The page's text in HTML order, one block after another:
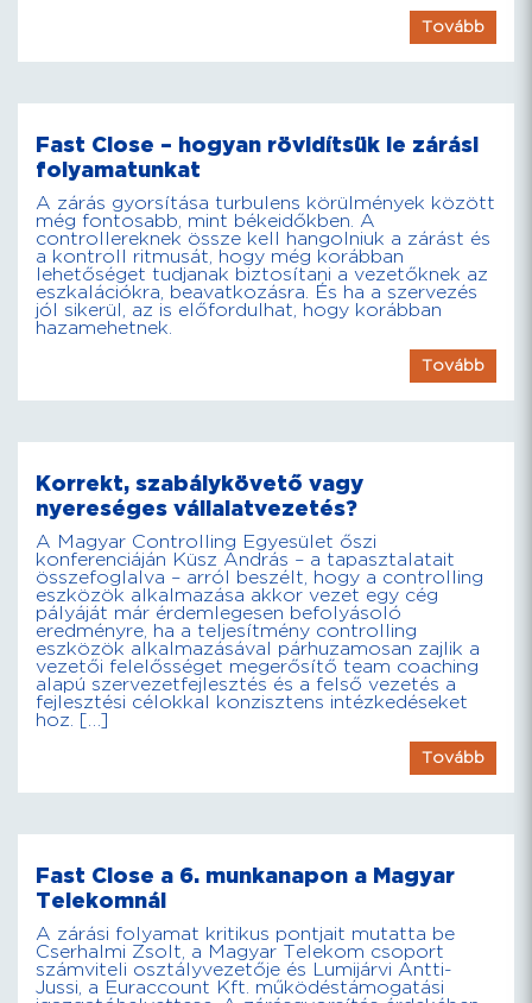
Tovább
Fast Close – hogyan rövidítsük le zárási
folyamatunkat
A zárás gyorsítása turbulens körülmények között
még fontosabb, mint békeidőkben. A
controllereknek össze kell hangolniuk a zárást és
a kontroll ritmusát, hogy még korábban
lehetőséget tudjanak biztosítani a vezetőknek az
eszkalációkra, beavatkozásra. És ha a szervezés
jól sikerül, az is előfordulhat, hogy korábban
hazamehetnek.
Tovább
Korrekt, szabálykövető vagy
nyereséges vállalatvezetés?
A Magyar Controlling Egyesület őszi
konferenciáján Küsz András – a tapasztalatait
összefoglalva – arról beszélt, hogy a controlling
eszközök alkalmazása akkor vezet egy cég
pályáját már érdemlegesen befolyásoló
eredményre, ha a teljesítmény controlling
eszközök alkalmazásával párhuzamosan zajlik a
vezetői felelősséget megerősítő team coaching
alapú szervezetfejlesztés és a felső vezetés a
fejlesztési célokkal konzisztens intézkedéseket
hoz. […]
Tovább
Fast Close a 6. munkanapon a Magyar
Telekomnál
A zárási folyamat kritikus pontjait mutatta be
Cserhalmi Zsolt, a Magyar Telekom csoport
számviteli osztályvezetője és Lumijárvi Antti-
Jussi, a Euraccount Kft. működéstámogatási